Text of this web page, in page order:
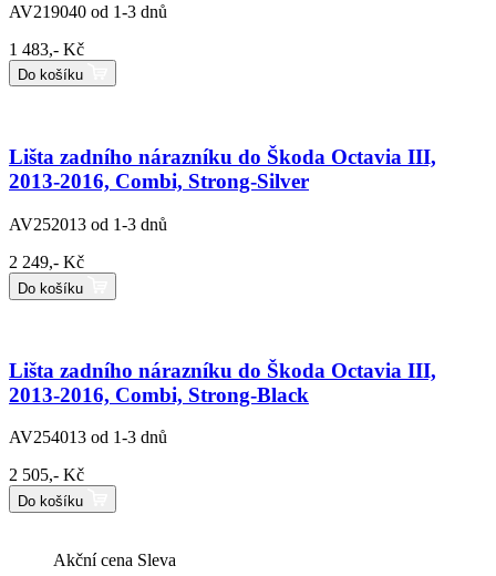
AV219040 od 1-3 dnů
1 483,- Kč
Do košíku
Lišta zadního nárazníku do Škoda Octavia III,
2013-2016, Combi, Strong-Silver
AV252013 od 1-3 dnů
2 249,- Kč
Do košíku
Lišta zadního nárazníku do Škoda Octavia III,
2013-2016, Combi, Strong-Black
AV254013 od 1-3 dnů
2 505,- Kč
Do košíku
Akční cena Sleva